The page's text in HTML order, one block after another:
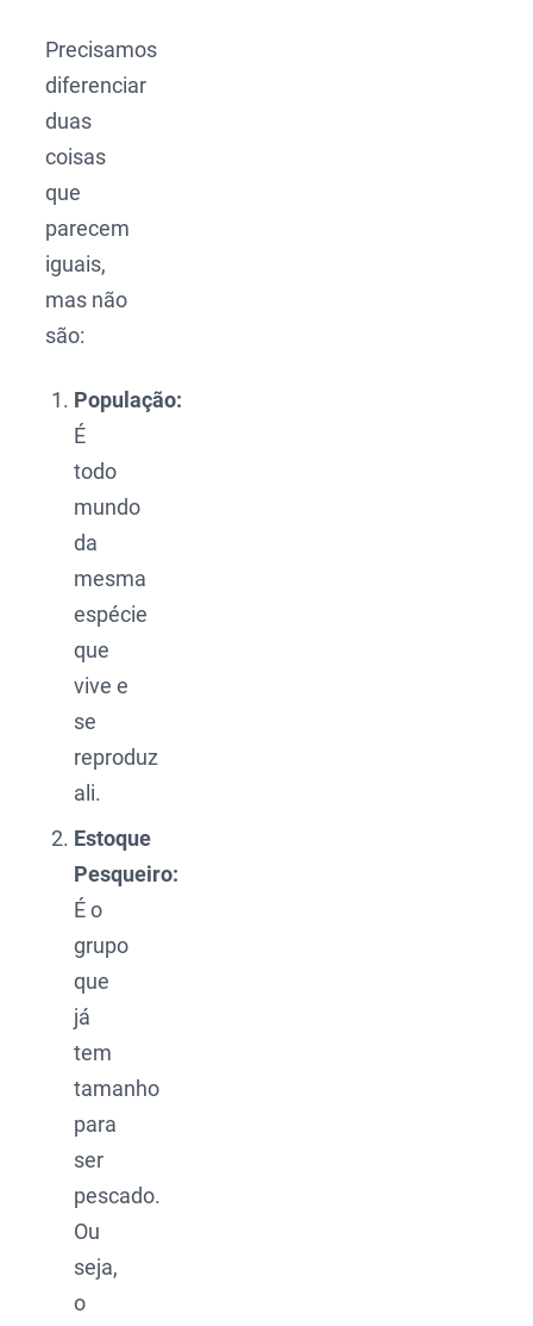
Precisamos
diferenciar
duas
coisas
que
parecem
iguais,
mas não
são:
População:
É
todo
mundo
da
mesma
espécie
que
vive e
se
reproduz
ali.
Estoque
Pesqueiro:
É o
grupo
que
já
tem
tamanho
para
ser
pescado.
Ou
seja,
o